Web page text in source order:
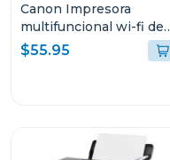
Canon Impresora
multifuncional wi-fi de
cartuchos de tinta 3610
$55.95